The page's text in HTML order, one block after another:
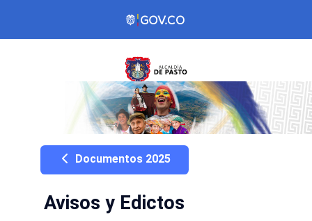
Documentos 2025
Avisos y Edictos